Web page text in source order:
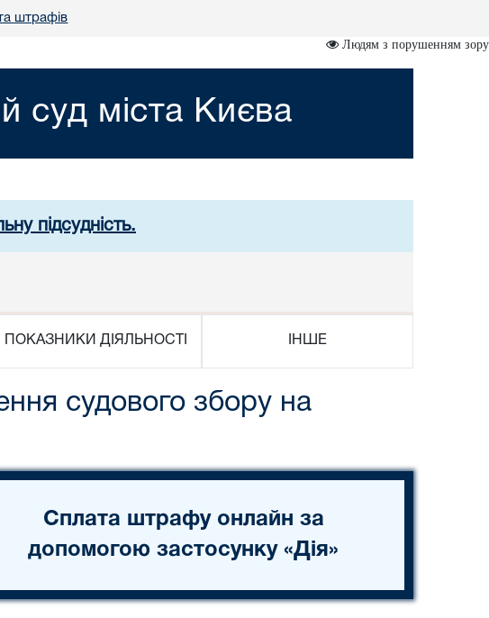
штрафів
Людям з порушенням зору
суд міста Києва
підсудність.
ПОКАЗНИКИ ДІЯЛЬНОСТІ ІНШЕ
судового збору на
Сплата штрафу онлайн за
допомогою застосунку «Дія»